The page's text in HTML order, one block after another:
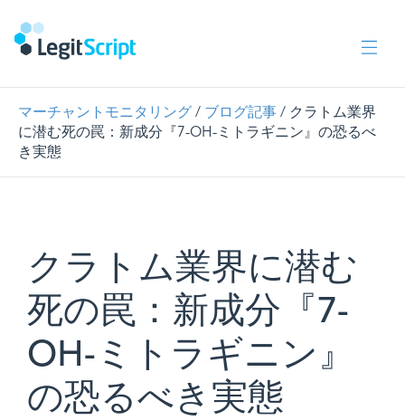
マーチャントモニタリング / ブログ記事 / クラトム業界
に潜む死の罠：新成分『7-OH-ミトラギニン』の恐るべ
き実態
クラトム業界に潜む
死の罠：新成分『7-
OH-ミトラギニン』
の恐るべき実態